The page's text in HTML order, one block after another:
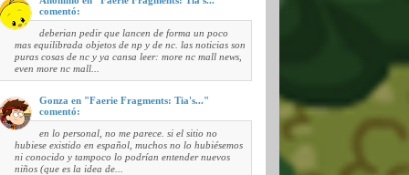
comentó:
deberian pedir que lancen de forma un poco
mas equilibrada objetos de np y de nc. las noticias son
puras cosas de nc y ya cansa leer: more nc mall news,
even more nc mall...
Gonza en "Faerie Fragments: Tia's..."
comentó:
en lo personal, no me parece. si el sitio no
hubiese existido en español, muchos no lo hubiésemos
ni conocido y tampoco lo podrían entender nuevos
niños (que es la idea de...